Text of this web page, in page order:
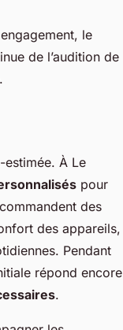
le
de l’audition de
À Le
pour
des
des appareils,
Pendant
répond encore
.